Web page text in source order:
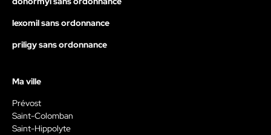
lexomil sans ordonnance
priligy sans ordonnance
Ma ville
Prévost
Saint-Colomban
Saint-Hippolyte